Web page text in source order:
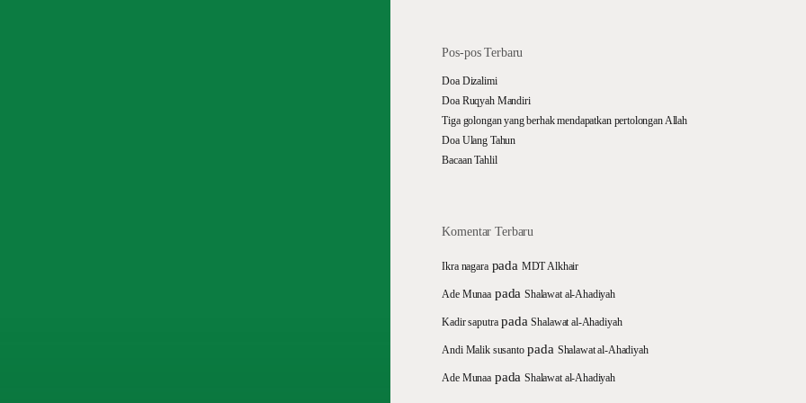
Pos-pos Terbaru
Doa Dizalimi
Doa Ruqyah Mandiri
Tiga golongan yang berhak mendapatkan pertolongan Allah
Doa Ulang Tahun
Bacaan Tahlil
Komentar Terbaru
Ikra nagarapada MDT Alkhair
Ade Munaa padaShalawat al-Ahadiyah
Kadir saputrapadaShalawat al-Ahadiyah
Andi Malik susantopada Shalawat al-Ahadiyah
Ade Munaa padaShalawat al-Ahadiyah